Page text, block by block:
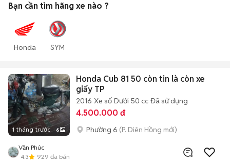
Bạn cần tìm hãng xe nào ?
Honda SYM
1 tháng trước 6
Honda Cub 81 50 còn tin là còn xe
giấy TP
2016 Xe số Dưới 50 cc Đã sử dụng
4.500.000 đ
Phường 6 (P. Diên Hồng mới)
Văn Phúc
4.3
929 đã bán